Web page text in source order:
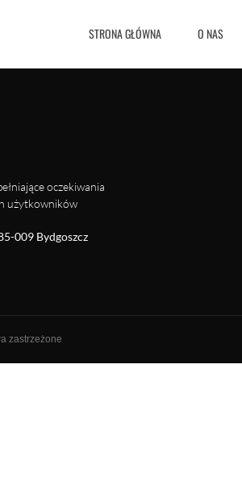
STRONA GŁÓWNA O NAS
oczekiwania
użytkowników
009 Bydgoszcz
zastrzeżone